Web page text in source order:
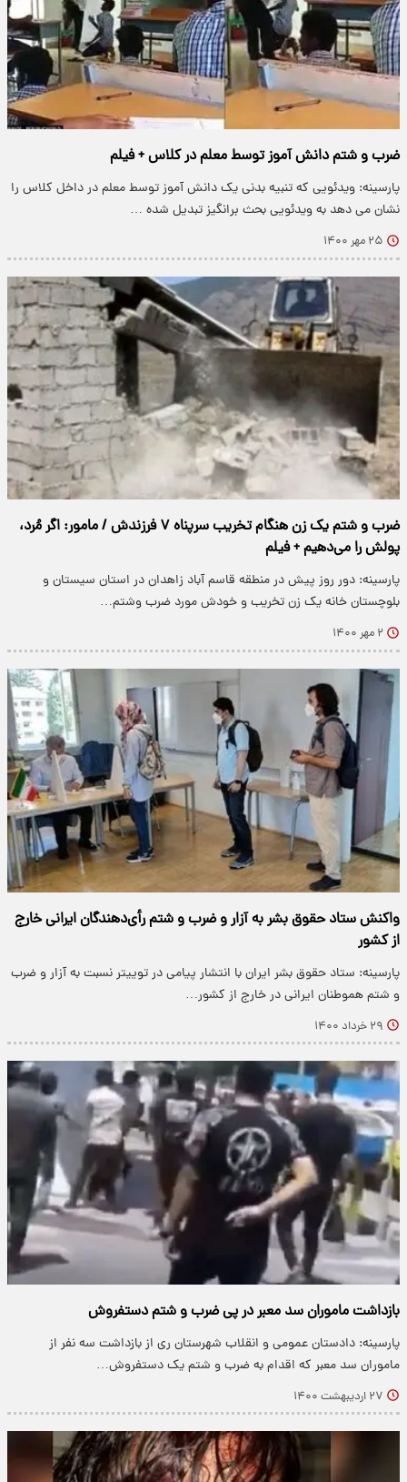
ضرب و شتم دانش آموز توسط معلم در کلاس + فیلم
پارسینه: ویدئویی که تنبیه بدنی یک دانش آموز توسط معلم در داخل کلاس را
نشان می دهد به ویدئویی بحث برانگیز تبدیل شده …
۲۵ مهر ۱۴۰۰
ضرب و شتم یک زن هنگام تخریب سرپناه ۷ فرزندش / مامور: اگر مُرد،
پولش را می‌دهیم + فیلم
پارسینه: دور روز پیش در منطقه قاسم آباد زاهدان در استان سیستان و
بلوچستان خانه یک زن تخریب و خودش مورد ضرب وشتم…
۲ مهر ۱۴۰۰
واکنش ستاد حقوق بشر به آزار و ضرب و شتم رأی‌دهندگان ایرانی خارج
از کشور
پارسینه: ستاد حقوق بشر ایران با انتشار پیامی در توییتر نسبت به آزار و ضرب
و شتم هموطنان ایرانی در خارج از کشور…
۲۹ خرداد ۱۴۰۰
بازداشت ماموران سد معبر در پی ضرب و شتم دستفروش
پارسینه: دادستان عمومی و انقلاب شهرستان ری از بازداشت سه نفر از
ماموران سد معبر که اقدام به ضرب و شتم یک دستفروش…
۲۷ اردیبهشت ۱۴۰۰